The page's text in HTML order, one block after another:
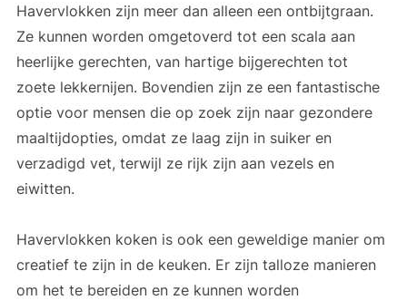
Havervlokken zijn meer dan alleen een ontbijtgraan.
Ze kunnen worden omgetoverd tot een scala aan
heerlijke gerechten, van hartige bijgerechten tot
zoete lekkernijen. Bovendien zijn ze een fantastische
optie voor mensen die op zoek zijn naar gezondere
maaltijdopties, omdat ze laag zijn in suiker en
verzadigd vet, terwijl ze rijk zijn aan vezels en
eiwitten.
Havervlokken koken is ook een geweldige manier om
creatief te zijn in de keuken. Er zijn talloze manieren
om het te bereiden en ze kunnen worden